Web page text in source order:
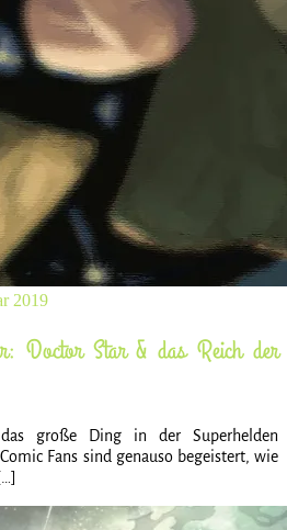
2019
Doctor Star & das Reich der
große Ding in der Superhelden
Fans sind genauso begeistert, wie